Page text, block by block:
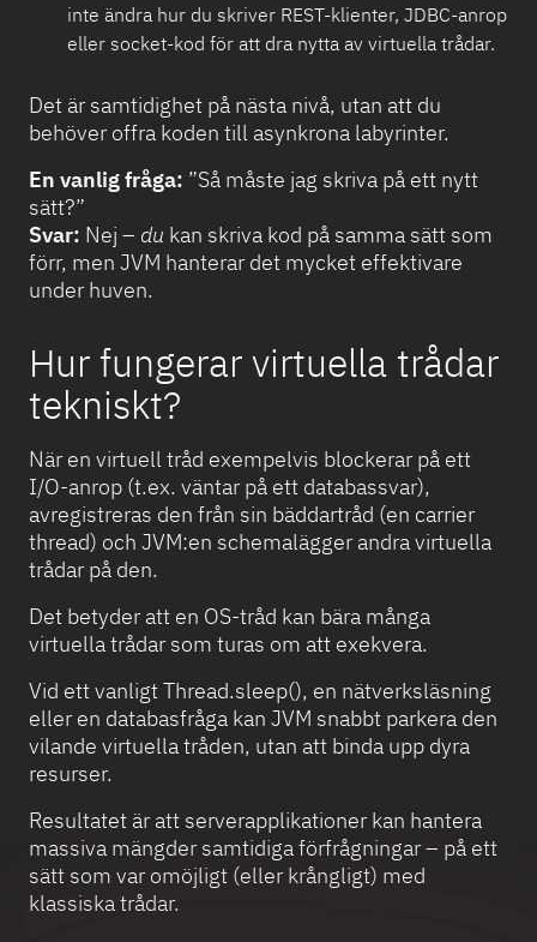
inte ändra hur du skriver REST-klienter, JDBC-anrop
eller socket-kod för att dra nytta av virtuella trådar.
Det är samtidighet på nästa nivå, utan att du
behöver offra koden till asynkrona labyrinter.
En vanlig fråga: ”Så måste jag skriva på ett nytt
sätt?”
Svar: Nej – du kan skriva kod på samma sätt som
förr, men JVM hanterar det mycket effektivare
under huven.
Hur fungerar virtuella trådar
tekniskt?
När en virtuell tråd exempelvis blockerar på ett
I/O-anrop (t.ex. väntar på ett databassvar),
avregistreras den från sin bäddartråd (en carrier
thread) och JVM:en schemalägger andra virtuella
trådar på den.
Det betyder att en OS-tråd kan bära många
virtuella trådar som turas om att exekvera.
Vid ett vanligt Thread.sleep(), en nätverksläsning
eller en databasfråga kan JVM snabbt parkera den
vilande virtuella tråden, utan att binda upp dyra
resurser.
Resultatet är att serverapplikationer kan hantera
massiva mängder samtidiga förfrågningar – på ett
sätt som var omöjligt (eller krångligt) med
klassiska trådar.